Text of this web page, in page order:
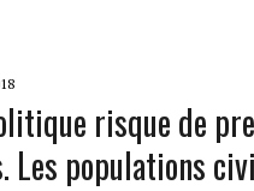
risque de
Les populations